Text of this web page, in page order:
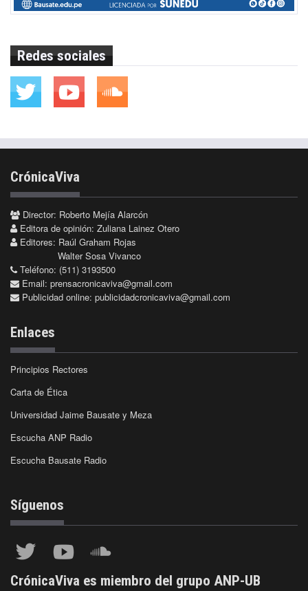
Redes sociales
CrónicaViva
Director: Roberto Mejía Alarcón
Editora de opinión: Zuliana Lainez Otero
Editores: Raúl Graham Rojas
Walter Sosa Vivanco
Teléfono: (511) 3193500
Email: prensacronicaviva@gmail.com
Publicidad online: publicidadcronicaviva@gmail.com
Enlaces
Principios Rectores
Carta de Ética
Universidad Jaime Bausate y Meza
Escucha ANP Radio
Escucha Bausate Radio
Síguenos
CrónicaViva es miembro del grupo ANP-UB